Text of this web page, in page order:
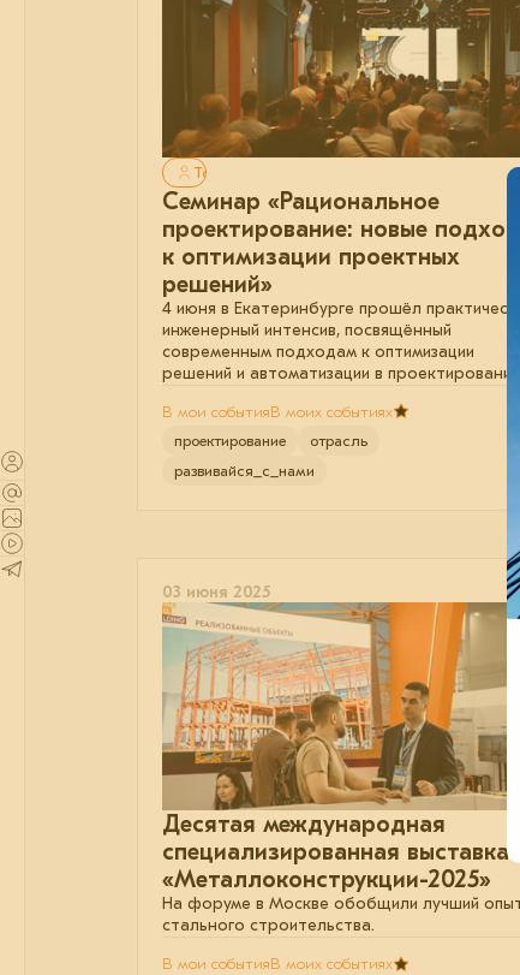
Только для авторизованных
Семинар «Рациональное
проектирование: новые
к оптимизации проектных
решений»
4 июня в Екатеринбурге прошёл
инженерный интенсив, посвящённый
современным подходам к оптимизации
решений и автоматизации в проектировании.
В мои событияВ моих событиях
проектирование
отрасль
развивайся_с_нами
03 июня 2025
Десятая международная
специализированная выставка
«Металлоконструкции-2025»
На форуме в Москве обобщили лучший
стального строительства.
В мои событияВ моих событиях